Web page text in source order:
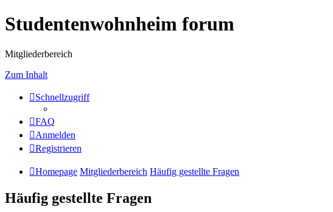
Studentenwohnheim forum
Mitgliederbereich
Zum Inhalt
Schnellzugriff
FAQ
Anmelden
Registrieren
Homepage Mitgliederbereich Häufig gestellte Fragen
Häufig gestellte Fragen